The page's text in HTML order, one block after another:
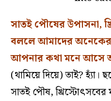
সাতই পৌষের উপাসনা,
বললে আমাদের
আপনার কথা মনে
(থামিয়ে দিয়ে) তাই?
সাতই পৌষ, খ্রিস্টোৎসবের